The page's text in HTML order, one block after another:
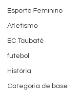
Esporte Feminino
Atletismo
EC Taubaté
futebol
História
Categoria de base